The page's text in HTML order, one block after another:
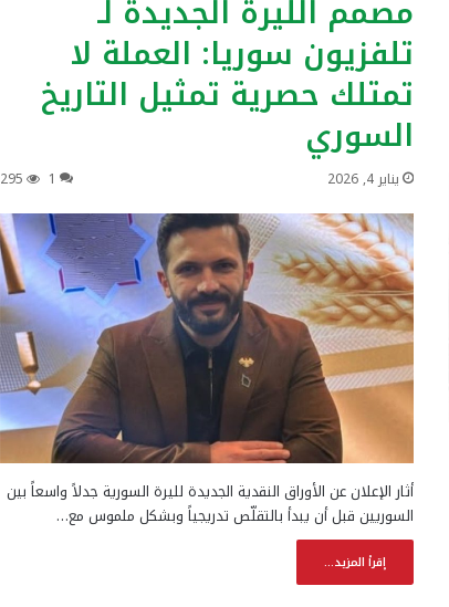
مصمم الليرة الجديدة لـ
تلفزيون سوريا: العملة لا
تمتلك حصرية تمثيل التاريخ
السوري
يناير 4, 2026 1
295
أثار الإعلان عن الأوراق النقدية الجديدة لليرة السورية جدلاً واسعاً بين
السوريين قبل أن يبدأ بالتقلّص تدريجياً وبشكل ملموس مع…
إقرأ المزيد...